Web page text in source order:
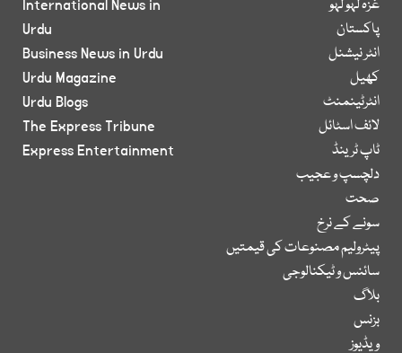
غزہ لہو لہو
پاکستان
انٹر نیشنل
کھیل
انٹرٹینمنٹ
لائف اسٹائل
ٹاپ ٹرینڈ
دلچسپ و عجیب
صحت
سونے کے نرخ
پیٹرولیم مصنوعات کی قیمتیں
سائنس و ٹیکنالوجی
بلاگ
بزنس
ویڈیوز
International News in
Urdu
Business News in Urdu
Urdu Magazine
Urdu Blogs
The Express Tribune
Express Entertainment